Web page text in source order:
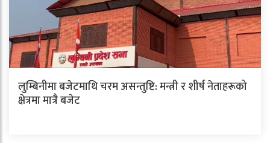
लुम्बिनीमा बजेटमाथि चरम असन्तुष्टि: मन्त्री र शीर्ष नेताहरूको
क्षेत्रमा मात्रै बजेट